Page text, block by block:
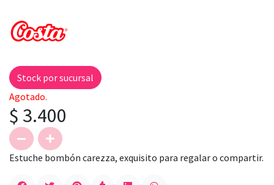
Stock por sucursal
Agotado.
$ 3.400
Estuche bombón carezza, exquisito para regalar o compartir.